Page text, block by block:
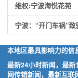
维权:宁波海悦花苑
宁波：“开门车祸”
本地区最具影响力的信
最新24小时新闻，最
网传销新闻，最新互